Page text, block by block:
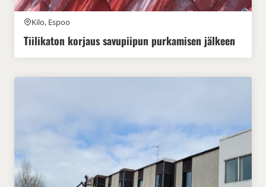
Kilo, Espoo
Tiilikaton korjaus savupiipun purkamisen jälkeen